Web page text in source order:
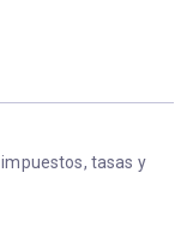
tasas y